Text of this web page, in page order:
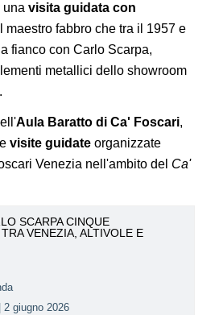
una visita guidata con
maestro fabbro che tra il 1957 e
fianco con Carlo Scarpa,
metallici dello showroom
Aula Baratto di Ca' Foscari,
visite guidate organizzate
Venezia nell'ambito del Ca'
SCARPA CINQUE
VENEZIA, ALTIVOLE E
2 giugno 2026